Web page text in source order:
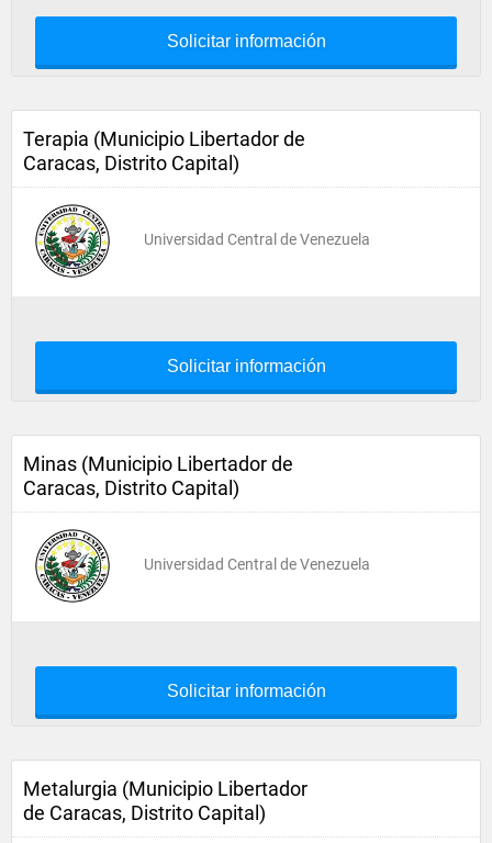
Solicitar información
Terapia (Municipio Libertador de
Caracas, Distrito Capital)
Universidad Central de Venezuela
Solicitar información
Minas (Municipio Libertador de
Caracas, Distrito Capital)
Universidad Central de Venezuela
Solicitar información
Metalurgia (Municipio Libertador
de Caracas, Distrito Capital)